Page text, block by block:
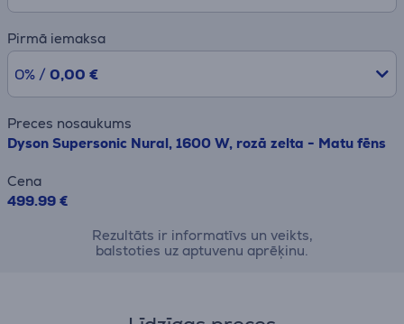
Pirmā iemaksa
0% / 0,00 €
Preces nosaukums
Dyson Supersonic Nural, 1600 W, rozā zelta - Matu fēns
Cena
499.99 €
Rezultāts ir informatīvs un veikts,
balstoties uz aptuvenu aprēķinu.